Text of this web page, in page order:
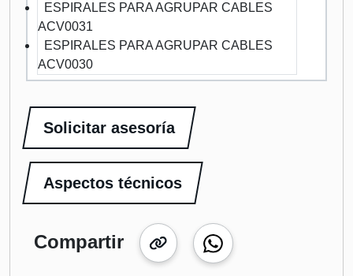
ESPIRALES PARA AGRUPAR CABLES
ACV0031
ESPIRALES PARA AGRUPAR CABLES
ACV0030
Solicitar asesoría
Aspectos técnicos
Compartir